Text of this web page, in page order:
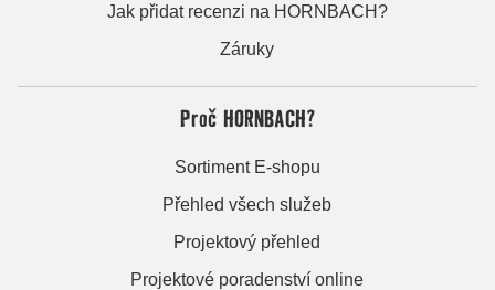
Jak přidat recenzi na HORNBACH?
Záruky
Proč HORNBACH?
Sortiment E-shopu
Přehled všech služeb
Projektový přehled
Projektové poradenství online